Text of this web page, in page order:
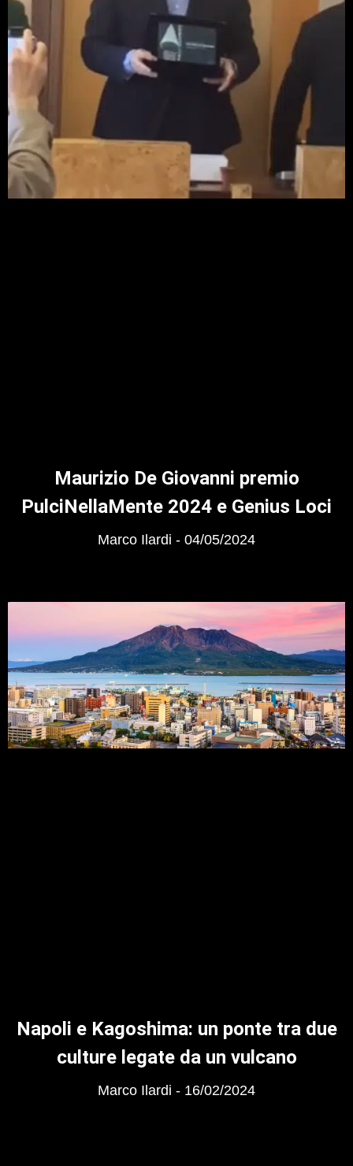
Maurizio De Giovanni premio
PulciNellaMente 2024 e Genius Loci
Marco Ilardi 04/05/2024
Napoli e Kagoshima: un ponte tra due
culture legate da un vulcano
Marco Ilardi 16/02/2024